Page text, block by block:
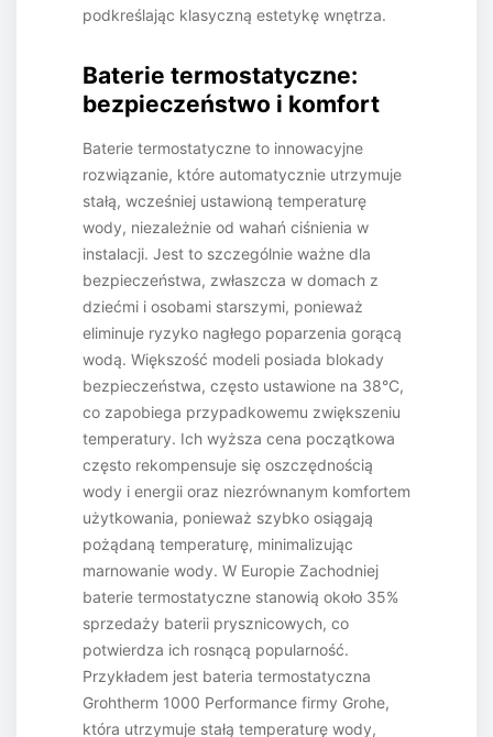
podkreślając klasyczną estetykę wnętrza.
Baterie termostatyczne:
bezpieczeństwo i komfort
Baterie termostatyczne to innowacyjne
rozwiązanie, które automatycznie utrzymuje
stałą, wcześniej ustawioną temperaturę
wody, niezależnie od wahań ciśnienia w
instalacji. Jest to szczególnie ważne dla
bezpieczeństwa, zwłaszcza w domach z
dziećmi i osobami starszymi, ponieważ
eliminuje ryzyko nagłego poparzenia gorącą
wodą. Większość modeli posiada blokady
bezpieczeństwa, często ustawione na 38°C,
co zapobiega przypadkowemu zwiększeniu
temperatury. Ich wyższa cena początkowa
często rekompensuje się oszczędnością
wody i energii oraz niezrównanym komfortem
użytkowania, ponieważ szybko osiągają
pożądaną temperaturę, minimalizując
marnowanie wody. W Europie Zachodniej
baterie termostatyczne stanowią około 35%
sprzedaży baterii prysznicowych, co
potwierdza ich rosnącą popularność.
Przykładem jest bateria termostatyczna
Grohtherm 1000 Performance firmy Grohe,
która utrzymuje stałą temperaturę wody,